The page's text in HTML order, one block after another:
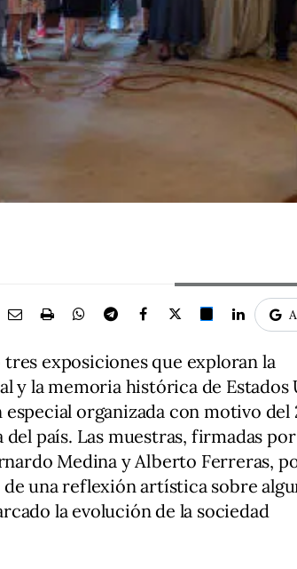
exposiciones que exploran la
y la memoria histórica de Estados
organizada con motivo del
país. Las muestras, firmadas
Medina y Alberto Ferreras,
una reflexión artística sobre
la evolución de la sociedad